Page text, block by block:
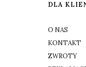
DLA
O NAS
KONTAKT
ZWROTY